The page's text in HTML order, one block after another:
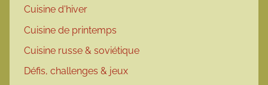
Cuisine d'hiver
Cuisine de printemps
Cuisine russe & soviétique
Défis, challenges & jeux